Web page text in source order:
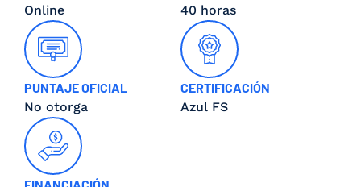
Online
40 horas
PUNTAJE OFICIAL
No otorga
CERTIFICACIÓN
Azul FS